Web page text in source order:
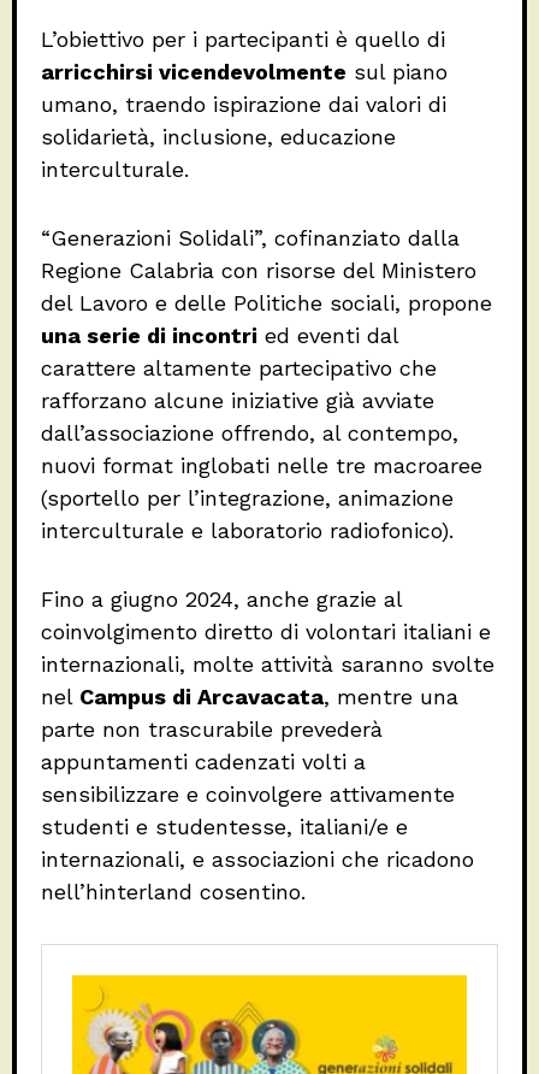
L’obiettivo per i partecipanti è quello di
arricchirsi vicendevolmente sul piano
umano, traendo ispirazione dai valori di
solidarietà, inclusione, educazione
interculturale.
“Generazioni Solidali”, cofinanziato dalla
Regione Calabria con risorse del Ministero
del Lavoro e delle Politiche sociali, propone
una serie di incontri ed eventi dal
carattere altamente partecipativo che
rafforzano alcune iniziative già avviate
dall’associazione offrendo, al contempo,
nuovi format inglobati nelle tre macroaree
(sportello per l’integrazione, animazione
interculturale e laboratorio radiofonico).
Fino a giugno 2024, anche grazie al
coinvolgimento diretto di volontari italiani e
internazionali, molte attività saranno svolte
nel Campus di Arcavacata, mentre una
parte non trascurabile prevederà
appuntamenti cadenzati volti a
sensibilizzare e coinvolgere attivamente
studenti e studentesse, italiani/e e
internazionali, e associazioni che ricadono
nell’hinterland cosentino.